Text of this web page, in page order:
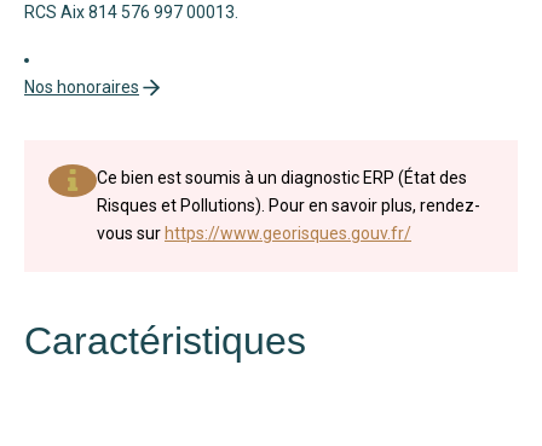
RCS Aix 814 576 997 00013.
Nos honoraires
Ce bien est soumis à un diagnostic ERP (État des
Risques et Pollutions). Pour en savoir plus, rendez-
vous surhttps://www.georisques.gouv.fr/
Caractéristiques